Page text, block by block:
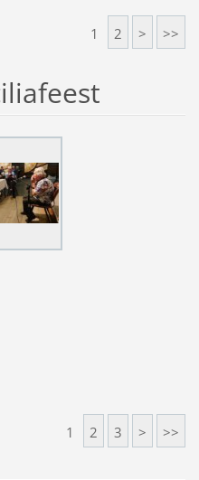
1 2 > >>
1 2 3 > >>